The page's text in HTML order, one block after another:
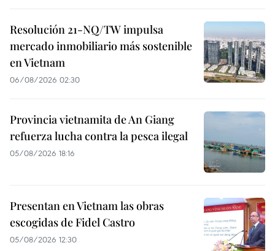
Resolución 21-NQ/TW impulsa
mercado inmobiliario más sostenible
en Vietnam
06/08/2026 02:30
Provincia vietnamita de An Giang
refuerza lucha contra la pesca ilegal
05/08/2026 18:16
Presentan en Vietnam las obras
escogidas de Fidel Castro
05/08/2026 12:30